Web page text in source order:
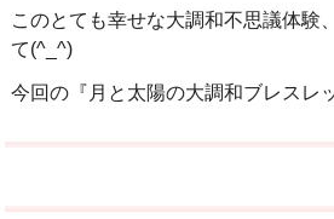
このとても幸せな大調和不思議体験
て(^_^)
今回の『月と太陽の大調和ブレスレ